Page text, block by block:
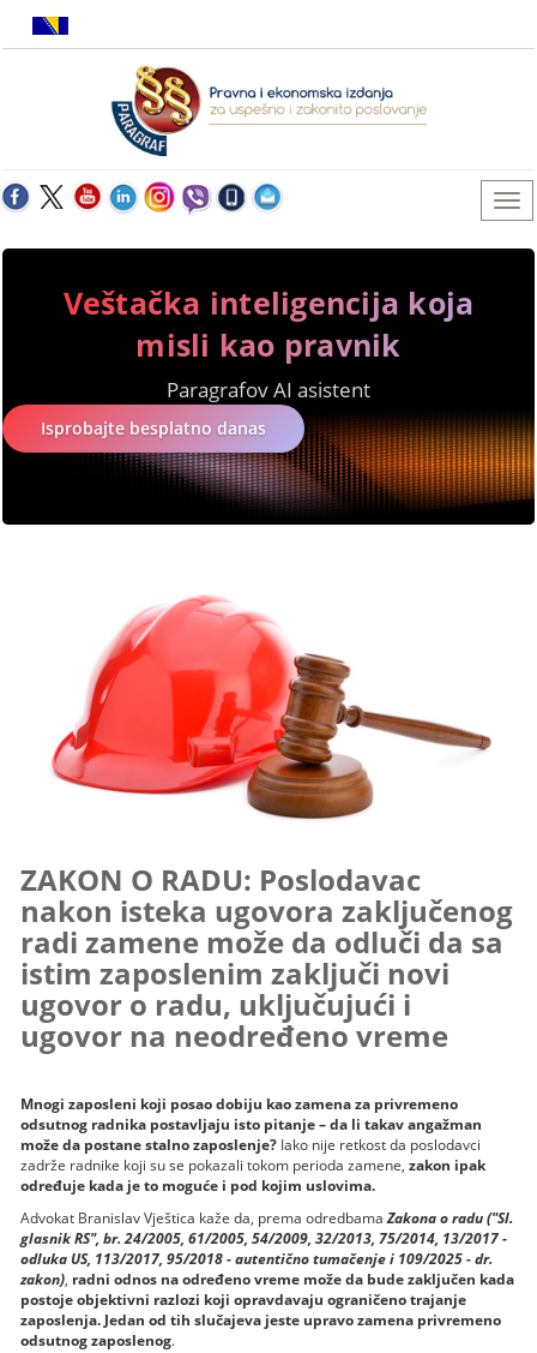
Veštačka inteligencija koja
misli kao pravnik
Paragrafov AI asistent
Isprobajte besplatno danas
ZAKON O RADU: Poslodavac
nakon isteka ugovora zaključenog
radi zamene može da odluči da sa
istim zaposlenim zaključi novi
ugovor o radu, uključujući i
ugovor na neodređeno vreme
Mnogi zaposleni koji posao dobiju kao zamena za privremeno
odsutnog radnika postavljaju isto pitanje – da li takav angažman
može da postane stalno zaposlenje? Iako nije retkost da poslodavci
zadrže radnike koji su se pokazali tokom perioda zamene,zakon ipak
određuje kada je to moguće i pod kojim uslovima.
Advokat Branislav Vještica kaže da, prema odredbamaZakona o radu ("Sl.
glasnik RS", br. 24/2005, 61/2005, 54/2009, 32/2013, 75/2014, 13/2017 -
odluka US, 113/2017, 95/2018 - autentično tumačenje i 109/2025 - dr.
zakon), radni odnos na određeno vreme može da bude zaključen kada
postoje objektivni razlozi koji opravdavaju ograničeno trajanje
zaposlenja. Jedan od tih slučajeva jeste upravo zamena privremeno
odsutnog zaposlenog.